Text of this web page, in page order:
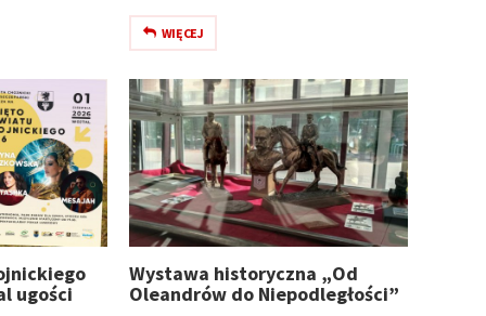
WIĘCEJ
ugości
Wystawa historyczna „Od
Oleandrów do Niepodległości”